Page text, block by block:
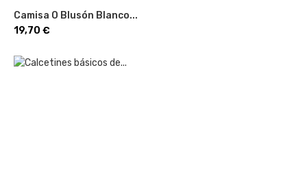
Camisa O Blusón Blanco...
Precio
19,70 €